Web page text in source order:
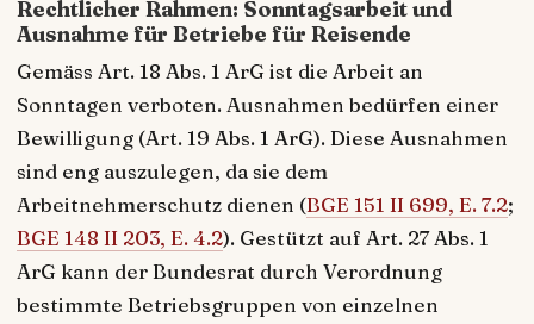
Rechtlicher Rahmen: Sonntagsarbeit und
Ausnahme für Betriebe für Reisende
Gemäss Art. 18 Abs. 1 ArG ist die Arbeit an
Sonntagen verboten. Ausnahmen bedürfen einer
Bewilligung (Art. 19 Abs. 1 ArG). Diese Ausnahmen
sind eng auszulegen, da sie dem
Arbeitnehmerschutz dienen (BGE 151 II 699, E. 7.2;
BGE 148 II 203, E. 4.2). Gestützt auf Art. 27 Abs. 1
ArG kann der Bundesrat durch Verordnung
bestimmte Betriebsgruppen von einzelnen